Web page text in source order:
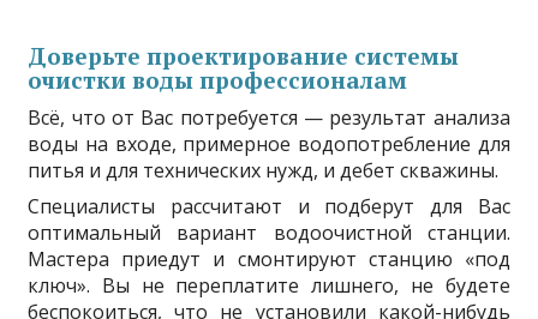
Доверьте проектирование системы
очистки воды профессионалам
Всё, что от Вас потребуется — результат анализа
воды на входе, примерное водопотребление для
питья и для технических нужд, и дебет скважины.
Специалисты рассчитают и подберут для Вас
оптимальный вариант водоочистной станции.
Мастера приедут и смонтируют станцию «под
ключ». Вы не переплатите лишнего, не будете
беспокоиться, что не установили какой-нибудь